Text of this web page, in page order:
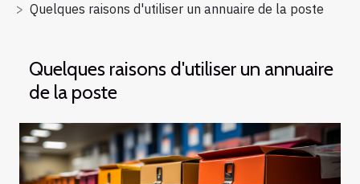
Quelques raisons d'utiliser un annuaire de la poste
Quelques raisons d'utiliser un annuaire
de la poste